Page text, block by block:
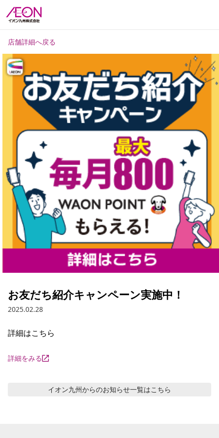
店舗詳細へ戻る
お友だち紹介キャンペーン実施中！
2025.02.28
詳細はこちら
詳細をみる
イオン九州からのお知らせ一覧はこちら